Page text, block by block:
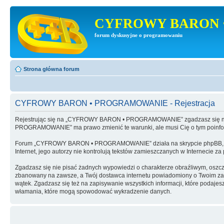
CYFROWY BARON
forum dyskusyjne o programowaniu
Strona główna forum
CYFROWY BARON • PROGRAMOWANIE - Rejestracja
Rejestrując się na „CYFROWY BARON • PROGRAMOWANIE” zgadzasz
PROGRAMOWANIE” ma prawo zmienić te warunki, ale musi Cię o tym
Forum „CYFROWY BARON • PROGRAMOWANIE” działa na skrypcie
Internet, jego autorzy nie kontrolują tekstów zamieszczanych w Internecie
Zgadzasz się nie pisać żadnych wypowiedzi o charakterze obraźliwym,
zbanowany na zawsze, a Twój dostawca internetu powiadomiony o Twoim
wątek. Zgadzasz się też na zapisywanie wszystkich informacji, które
włamania, które mogą spowodować wykradzenie danych.